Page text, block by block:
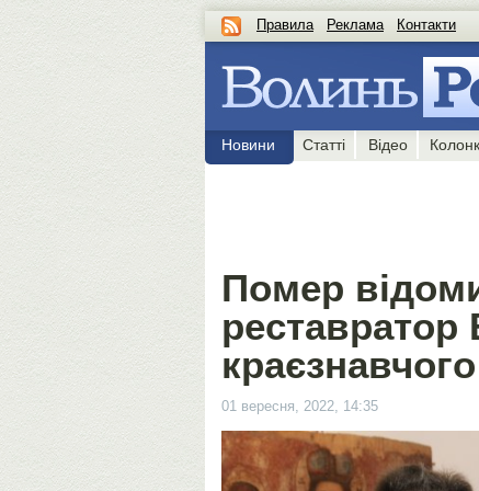
Правила Реклама Контакти
Новини Статті Відео
Помер
реставратор
01 вересня, 2022, 14:35